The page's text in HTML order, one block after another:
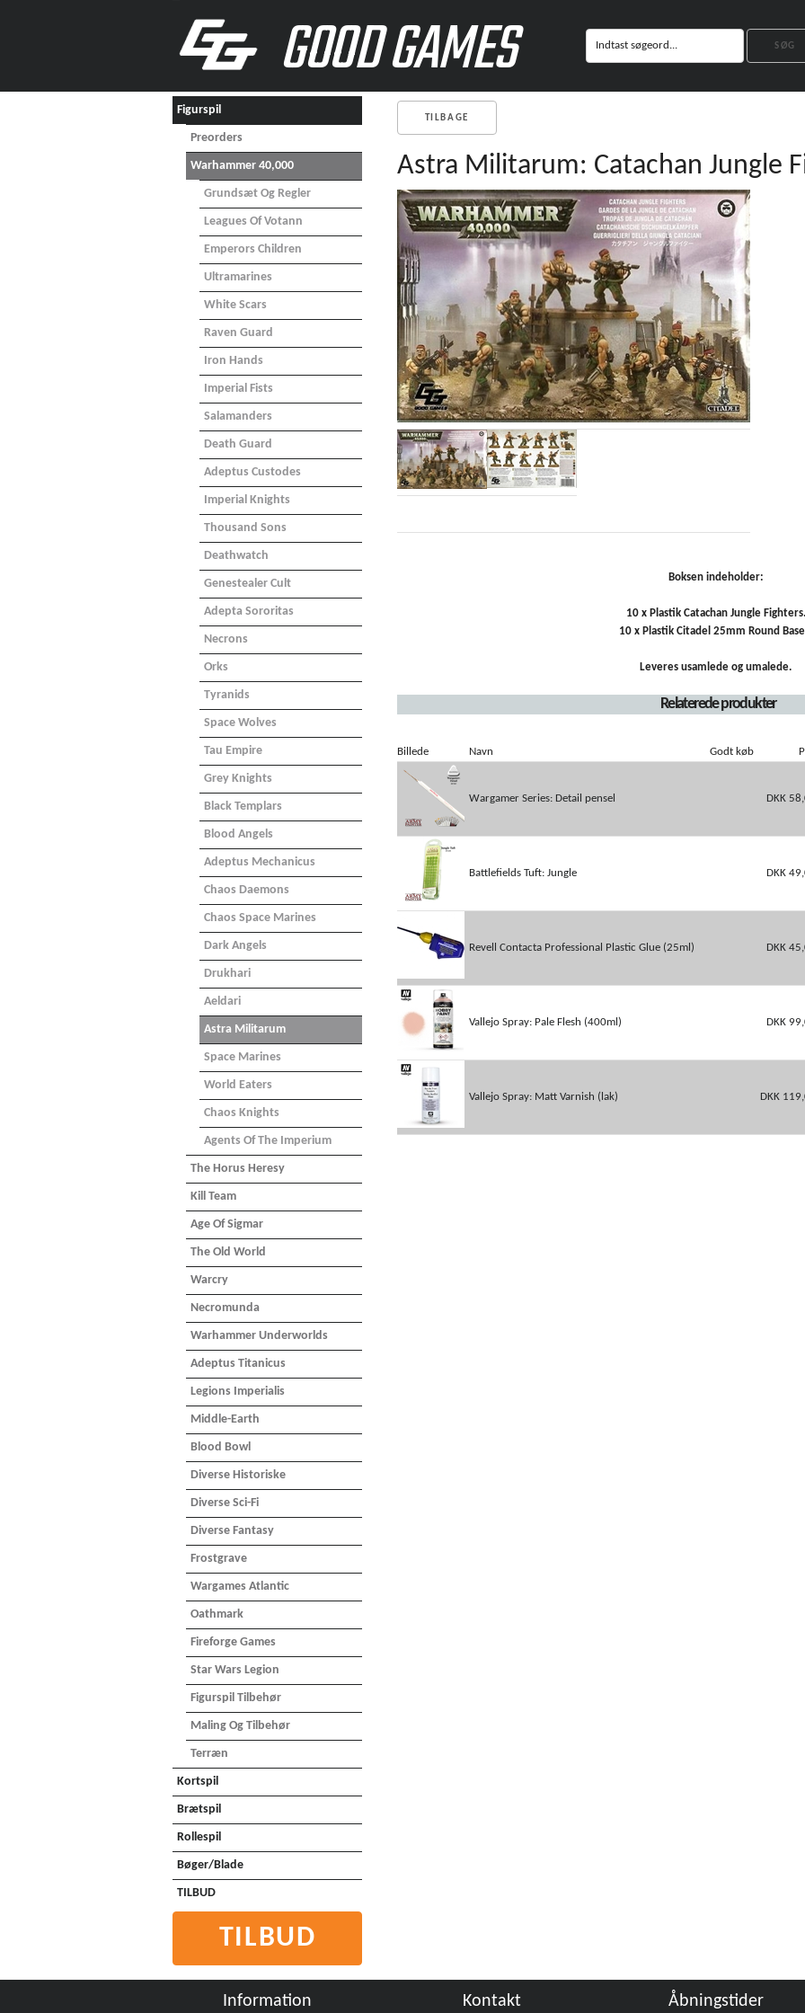
GOOD GAMES
Figurspil
Preorders
Warhammer 40,000
Grundsæt Og Regler
Leagues Of Votann
Emperors Children
Ultramarines
White Scars
Raven Guard
Iron Hands
Imperial Fists
Salamanders
Death Guard
Adeptus Custodes
Imperial Knights
Thousand Sons
Deathwatch
Genestealer Cult
Adepta Sororitas
Necrons
Orks
Tyranids
Space Wolves
Tau Empire
Grey Knights
Black Templars
Blood Angels
Adeptus Mechanicus
Chaos Daemons
Chaos Space Marines
Dark Angels
Drukhari
Aeldari
Astra Militarum
Space Marines
World Eaters
Chaos Knights
Agents Of The Imperium
The Horus Heresy
Kill Team
Age Of Sigmar
The Old World
Warcry
Necromunda
Warhammer Underworlds
Adeptus Titanicus
Legions Imperialis
Middle-Earth
Blood Bowl
Diverse Historiske
Diverse Sci-Fi
Diverse Fantasy
Frostgrave
Wargames Atlantic
Oathmark
Fireforge Games
Star Wars Legion
Figurspil Tilbehør
Maling Og Tilbehør
Terræn
Kortspil
Brætspil
Rollespil
Bøger/Blade
TILBUD
TILBUD
TILBAGE
Astra Militarum: Catachan Jungle
Boksen indeholder:
10 x Plastik Catachan Jungle Fighters.
10 x Plastik Citadel 25mm Round
Leveres usamlede og umalede.
Relaterede produkter
Billede Navn Godt køb
Wargamer Series: Detail pensel DKK
Battlefields Tuft: Jungle DKK
Revell Contacta Professional Plastic Glue (25ml) DKK
Vallejo Spray: Pale Flesh (400ml) DKK
Vallejo Spray: Matt Varnish (lak) DKK
Information Kontakt Åbningstider